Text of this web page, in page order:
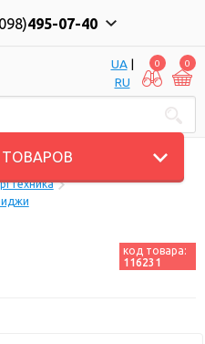
495-07-40
UA|
RU
0 0
код товара:
116231